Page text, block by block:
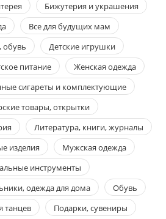
Бижутерия и украшения
Все для будущих мам
обувь
Детские игрушки
питание
Женская одежда
сигареты и комплектующие
товары, открытки
Литература, книги, журналы
изделия
Мужская одежда
инструменты
одежда для дома
Обувь
танцев
Подарки, сувениры